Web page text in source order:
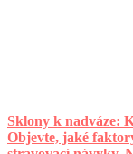
Sklony k nadváze:
Objevte, jaké